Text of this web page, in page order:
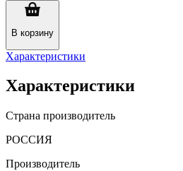
В корзину
Характеристики
Характеристики
Страна производитель
РОССИЯ
Производитель